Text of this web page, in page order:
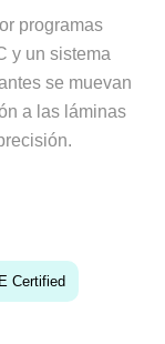
programas
y un sistema
se muevan
a las láminas
Certified